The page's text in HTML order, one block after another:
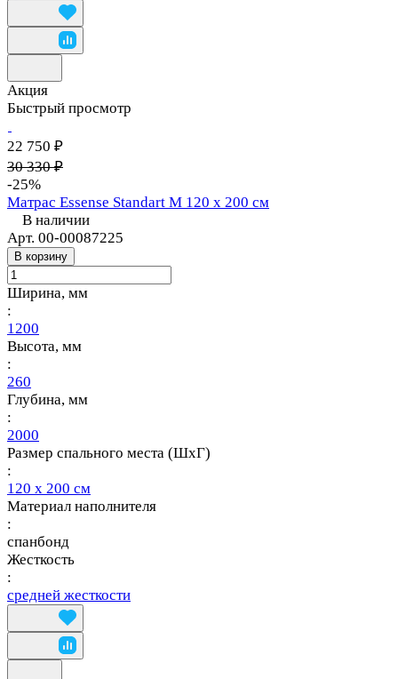
Акция
Быстрый просмотр
22 750 ₽
30 330 ₽
-25%
Матрас Essense Standart M 120 х 200 см
В наличии
Арт. 00-00087225
В корзину
Ширина, мм
:
1200
Высота, мм
:
260
Глубина, мм
:
2000
Размер спального места (ШхГ)
:
120 х 200 см
Материал наполнителя
:
спанбонд
Жесткость
:
средней жесткости